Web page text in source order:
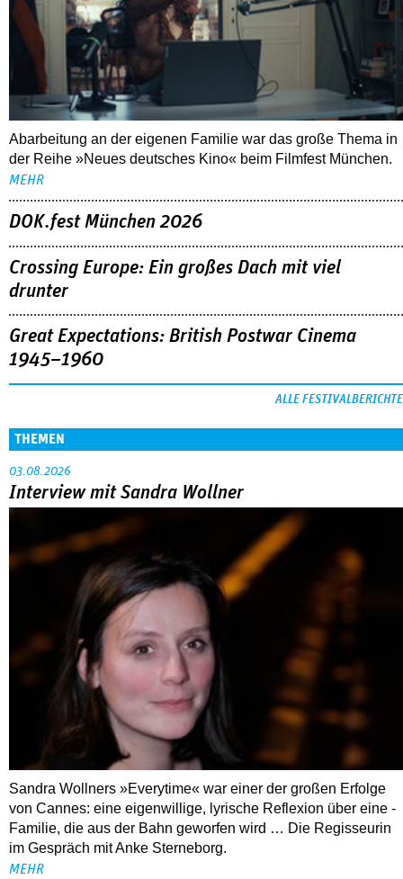
Abarbeitung an der eigenen Familie war das große Thema in
der Reihe »Neues deutsches Kino« beim Filmfest München.
MEHR
DOK.fest München 2026
Crossing Europe: Ein großes Dach mit viel
drunter
Great Expectations: British Postwar Cinema
1945–1960
ALLE FESTIVALBERICHTE
THEMEN
03.08.2026
Interview mit Sandra Wollner
Sandra Wollners »Everytime« war einer der großen Erfolge
von Cannes: eine eigenwillige, lyrische Reflexion über eine ­
Familie, die aus der Bahn geworfen wird … Die Regisseurin
im Gespräch mit Anke Sterneborg.
MEHR